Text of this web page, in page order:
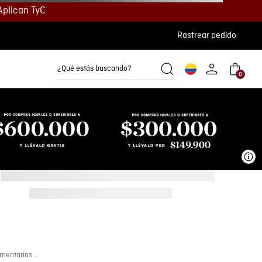
TyC
Rastrear pedido
¿Qué estás buscando?
0